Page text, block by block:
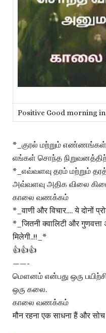
Positive Good morning
*_குரல் மற்றும்
எங்கள் சொந்த
*_எவ்வளவு தரம் மற்றும்
அவ்வளவு அதிக விலை
காலை வணக்கம்
*_वाणी और विचार…. ये दोनों
*_जितनी क्वालिटी और
मिलेगी..!!_*
👍👍👍
——-
மௌனம் என்பது ஒரு பயிற்சி
ஒரு கலை.
காலை வணக்கம்
मौन रहना एक साधना हैं और